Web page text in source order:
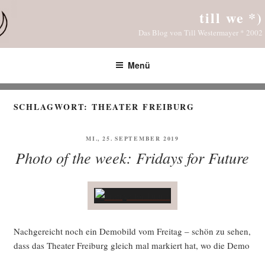
Inhalt
springen
till we *)
Das Blog von Till Westermayer * 2002
Menü
SCHLAGWORT:THEATER FREIBURG
VERÖFFENTLICHT
MI., 25. SEPTEMBER 2019
Photo of the week: Fridays for Future
Nach­ge­reicht noch ein Demo­bild vom Frei­tag – schön zu sehen,
dass das Thea­ter Frei­burg gleich mal mar­kiert hat, wo die Demo